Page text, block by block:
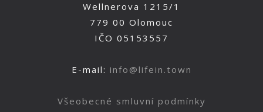
Wellnerova 1215/1
779 00 Olomouc
IČO 05153557
E-mail: info@lifein.town
Všeobecné smluvní podmínky